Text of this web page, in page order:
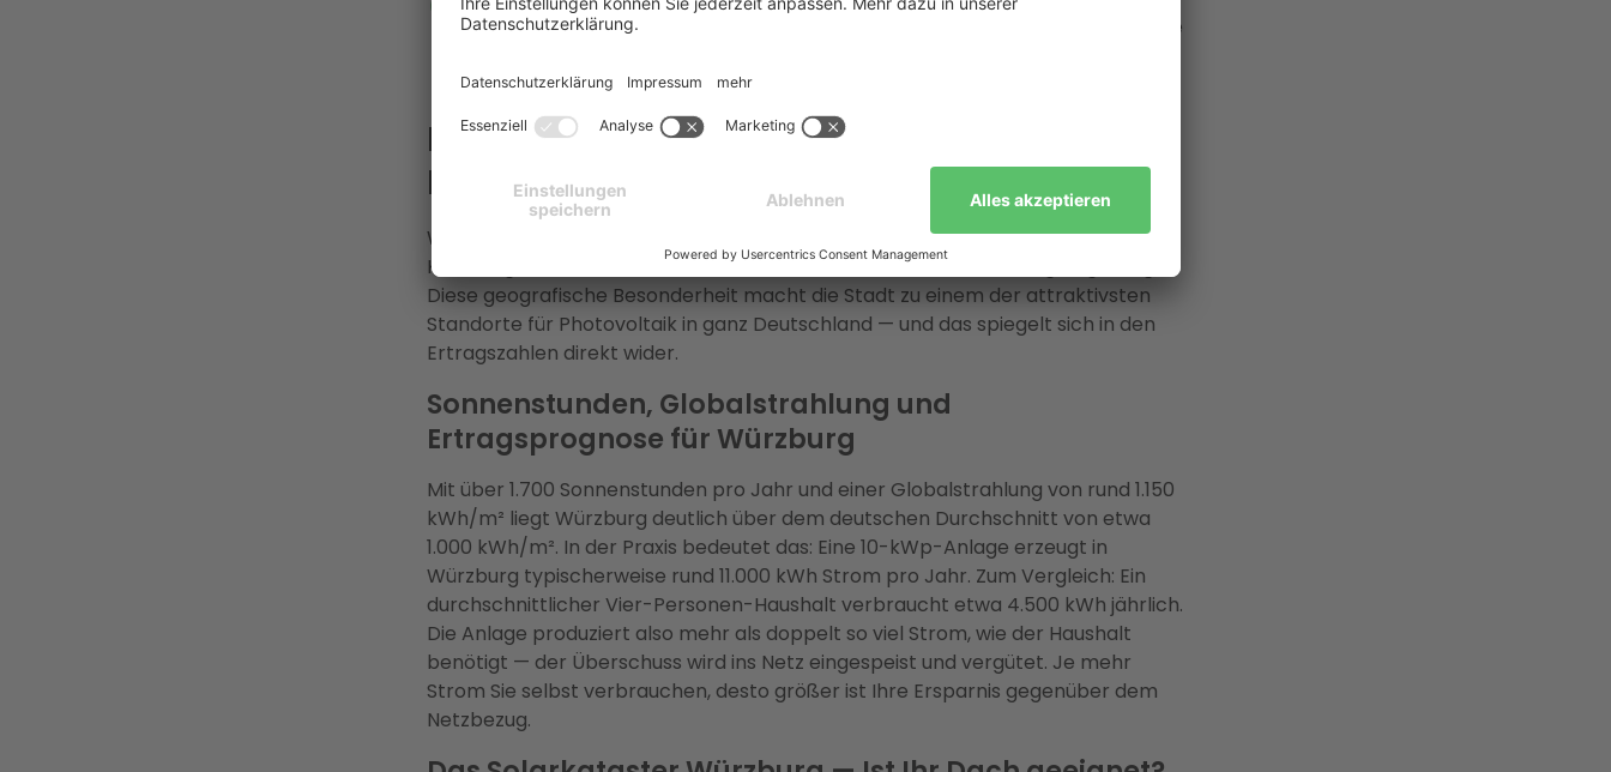
Anbieter: Über 37.000 erfolgreiche Projekte, Festpreisgarantie, vollständige
KfW-Förderprozesses — alles aus einer Hand.
Lohnt sich Photovoltaik in Würzburg? Die
Fakten auf einen Blick
Würzburg liegt im Maintal, umgeben von Weinbergen, und profitiert von einer
Kessellage, die eine überdurchschnittlich hohe Sonneneinstrahlung begünstigt.
Diese geografische Besonderheit macht die Stadt zu einem der attraktivsten
Standorte für Photovoltaik in ganz Deutschland — und das spiegelt sich in den
Ertragszahlen direkt wider.
Sonnenstunden, Globalstrahlung und
Ertragsprognose für Würzburg
Mit über 1.700 Sonnenstunden pro Jahr und einer Globalstrahlung von rund 1.150
kWh/m² liegt Würzburg deutlich über dem deutschen Durchschnitt von etwa
1.000 kWh/m². In der Praxis bedeutet das: Eine 10-kWp-Anlage erzeugt in
Würzburg typischerweise rund 11.000 kWh Strom pro Jahr. Zum Vergleich: Ein
durchschnittlicher Vier-Personen-Haushalt verbraucht etwa 4.500 kWh jährlich.
Die Anlage produziert also mehr als doppelt so viel Strom, wie der Haushalt
benötigt — der Überschuss wird ins Netz eingespeist und vergütet. Je mehr
Strom Sie selbst verbrauchen, desto größer ist Ihre Ersparnis gegenüber dem
Netzbezug.